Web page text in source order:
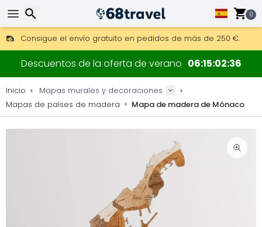
0
Consigue el envío gratuito en pedidos de más de 250 €.
Envío DHL 1 día disponible.
30 días para devoluciones, 90 días para mapas de madera
Descuentos de la oferta de verano 06 15 02 35
Inicio
Mapas murales y decoraciones
Mapas de países de madera
Mapa de madera de Mónaco
Buscar
Buscar